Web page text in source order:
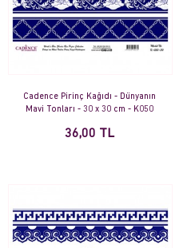
Cadence Pirinç Kağıdı - Dünyanın
Mavi Tonları - 30 x 30 cm - K050
36,00 TL